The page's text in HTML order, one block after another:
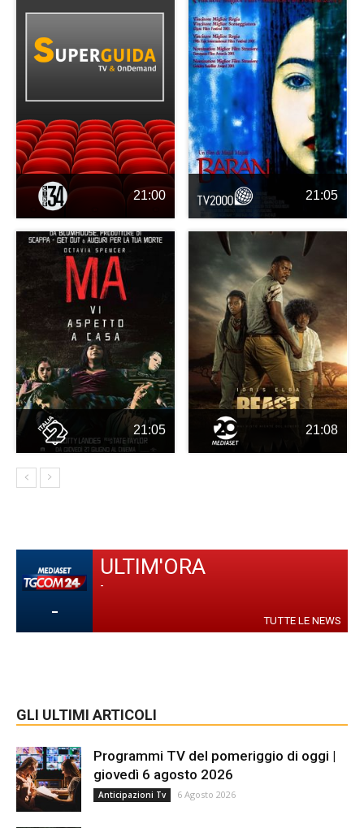
21:00 21:05
21:05 21:08
-
ULTIM'ORA
-
TUTTE LE NEWS
GLI ULTIMI ARTICOLI
Programmi TV del pomeriggio di oggi |
giovedì 6 agosto 2026
Anticipazioni Tv 6 Agosto 2026